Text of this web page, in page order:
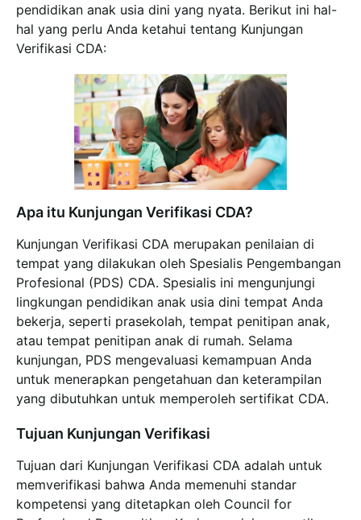
pendidikan anak usia dini yang nyata. Berikut ini hal-
hal yang perlu Anda ketahui tentang Kunjungan
Verifikasi CDA:
Apa itu Kunjungan Verifikasi CDA?
Kunjungan Verifikasi CDA merupakan penilaian di
tempat yang dilakukan oleh Spesialis Pengembangan
Profesional (PDS) CDA. Spesialis ini mengunjungi
lingkungan pendidikan anak usia dini tempat Anda
bekerja, seperti prasekolah, tempat penitipan anak,
atau tempat penitipan anak di rumah. Selama
kunjungan, PDS mengevaluasi kemampuan Anda
untuk menerapkan pengetahuan dan keterampilan
yang dibutuhkan untuk memperoleh sertifikat CDA.
Tujuan Kunjungan Verifikasi
Tujuan dari Kunjungan Verifikasi CDA adalah untuk
memverifikasi bahwa Anda memenuhi standar
kompetensi yang ditetapkan oleh Council for